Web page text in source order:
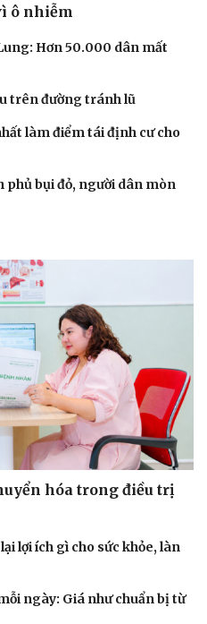
ô nhiễm
Hơn 50.000 dân mất
trên đường tránh lũ
làm điểm tái định cư cho
phủ bụi đỏ, người dân mòn
hóa trong điều trị
lợi ích gì cho sức khỏe, làn
ngày: Giá như chuẩn bị từ